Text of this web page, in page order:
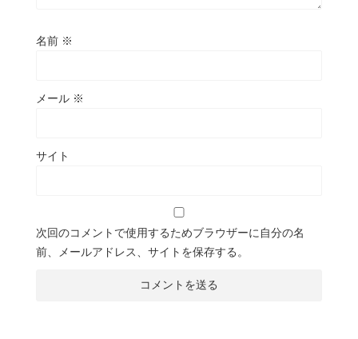
名前 ※
メール ※
サイト
次回のコメントで使用するためブラウザーに自分の名
前、メールアドレス、サイトを保存する。